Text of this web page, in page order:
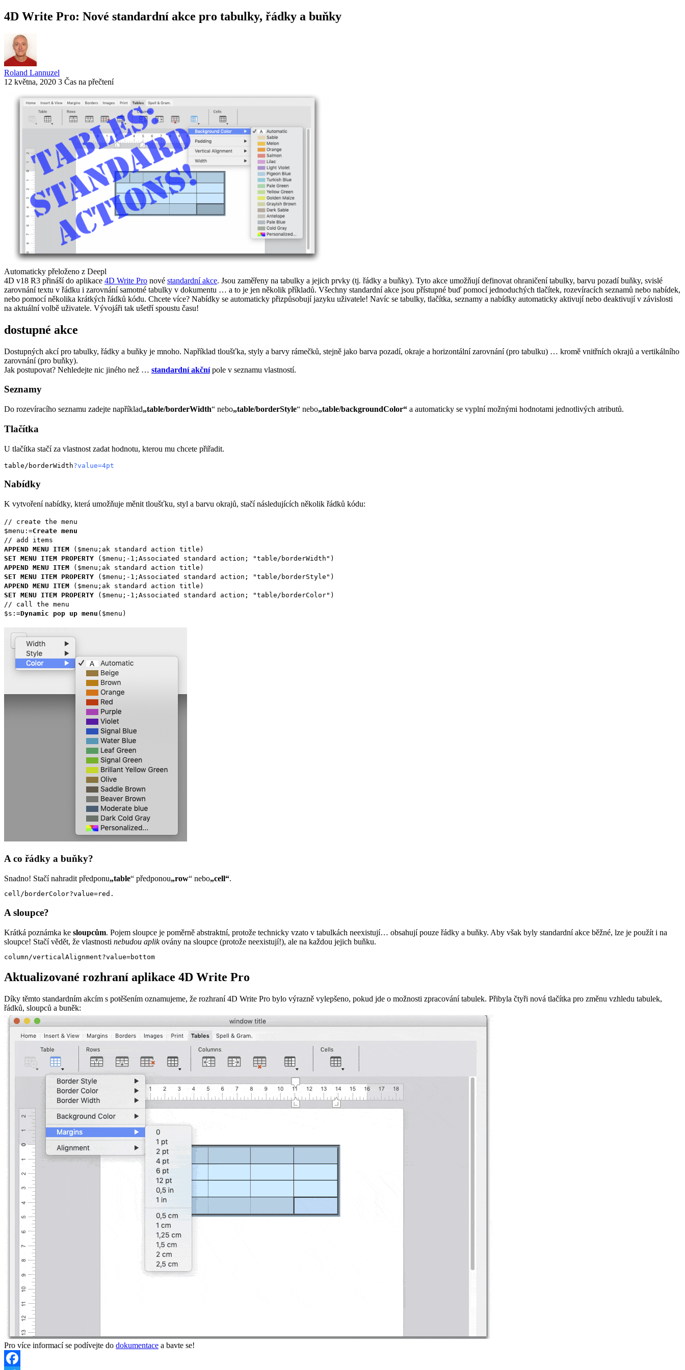
4D Write Pro: Nové standardní akce pro tabulky, řádky a buňky
Roland Lannuzel
12 května, 2020 3 Čas na přečtení
Automaticky přeloženo z Deepl
4D v18 R3 přináší do aplikace 4D Write Pro nové standardní akce. Jsou zaměřeny na tabulky a jejich prvky (tj. řádky a buňky). Tyto akce umožňují definovat ohraničení tabulky, barvu pozadí buňky, svislé
zarovnání textu v řádku i zarovnání samotné tabulky v dokumentu … a to je jen několik příkladů. Všechny standardní akce jsou přístupné buď pomocí jednoduchých tlačítek, rozevíracích seznamů nebo nabídek,
nebo pomocí několika krátkých řádků kódu. Chcete více? Nabídky se automaticky přizpůsobují jazyku uživatele! Navíc se tabulky, tlačítka, seznamy a nabídky automaticky aktivují nebo deaktivují v závislosti
na aktuální volbě uživatele. Vývojáři tak ušetří spoustu času!
dostupné akce
Dostupných akcí pro tabulky, řádky a buňky je mnoho. Například tloušťka, styly a barvy rámečků, stejně jako barva pozadí, okraje a horizontální zarovnání (pro tabulku) … kromě vnitřních okrajů a vertikálního
zarovnání (pro buňky).
Jak postupovat? Nehledejte nic jiného než … standardní akčnípole v seznamu vlastností.
Seznamy
Do rozevíracího seznamu zadejte například„table/borderWidth“ nebo„table/borderStyle“ nebo„table/backgroundColor“ a automaticky se vyplní možnými hodnotami jednotlivých atributů.
Tlačítka
U tlačítka stačí za vlastnost zadat hodnotu, kterou mu chcete přiřadit.
table/borderWidth?value=4pt
Nabídky
K vytvoření nabídky, která umožňuje měnit tloušťku, styl a barvu okrajů, stačí následujících několik řádků kódu:
// create the menu
$menu :=Create menu
// add items
APPEND MENU ITEM ( $menu ; ak standard action title )
SET MENU ITEM PROPERTY ( $menu ;-1; Associated standard action ; "table/borderWidth")
APPEND MENU ITEM ( $menu ; ak standard action title )
SET MENU ITEM PROPERTY ( $menu ;-1; Associated standard action ; "table/borderStyle")
APPEND MENU ITEM ( $menu ; ak standard action title )
SET MENU ITEM PROPERTY ( $menu ;-1; Associated standard action ; "table/borderColor")
// call the menu
$s :=Dynamic pop up menu ( $menu )
A co řádky a buňky?
Snadno! Stačí nahradit předponu„table“ předponou„row“ nebo„cell“.
cell/borderColor?value=red.
A sloupce?
Krátká poznámka ke sloupcům. Pojem sloupce je poměrně abstraktní, protože technicky vzato v tabulkách neexistují… obsahují pouze řádky a buňky. Aby však byly standardní akce běžné, lze je použít i na
sloupce! Stačí vědět, že vlastnosti nebudou aplikovány na sloupce (protože neexistují!), ale na každou jejich buňku.
column/verticalAlignment?value=bottom
Aktualizované rozhraní aplikace 4D Write Pro
Díky těmto standardním akcím s potěšením oznamujeme, že rozhraní 4D Write Pro bylo výrazně vylepšeno, pokud jde o možnosti zpracování tabulek. Přibyla čtyři nová tlačítka pro změnu vzhledu tabulek,
řádků, sloupců a buněk:
Pro více informací se podívejte do dokumentace a bavte se!